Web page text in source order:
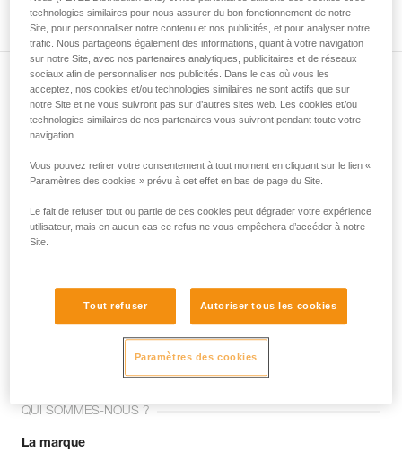
d’informations.
Maîtriser ces techniques nécessite une
formation et un entraînement spécifique. Validez
avec un professionnel votre capacité à refaire
la manipulation, seul, en toute sécurité, avant
de la reproduire en autonomie.
Nous donnons des exemples de techniques
Voir tous les conseils
Abonnez-vous à la newsletter
et restez connecté à notre actualité
Email *
Rejoignez la communauté !
QUI SOMMES-NOUS ?
La marque
technologies similaires pour nous assurer du bon fonctionnement de notre
Site, pour personnaliser notre contenu et nos publicités, et pour analyser notre
trafic. Nous partageons également des informations, quant à votre navigation
sur notre Site, avec nos partenaires analytiques, publicitaires et de réseaux
sociaux afin de personnaliser nos publicités. Dans le cas où vous les
acceptez, nos cookies et/ou technologies similaires ne sont actifs que sur
notre Site et ne vous suivront pas sur d’autres sites web. Les cookies et/ou
technologies similaires de nos partenaires vous suivront pendant toute votre
navigation.
Vous pouvez retirer votre consentement à tout moment en cliquant sur le lien «
Paramètres des cookies » prévu à cet effet en bas de page du Site.
Le fait de refuser tout ou partie de ces cookies peut dégrader votre expérience
utilisateur, mais en aucun cas ce refus ne vous empêchera d’accéder à notre
Site.
Tout refuser Autoriser tous les cookies
Paramètres des cookies